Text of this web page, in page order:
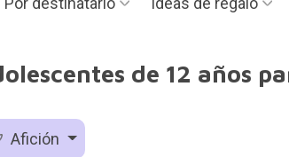
de 12 años
Afición